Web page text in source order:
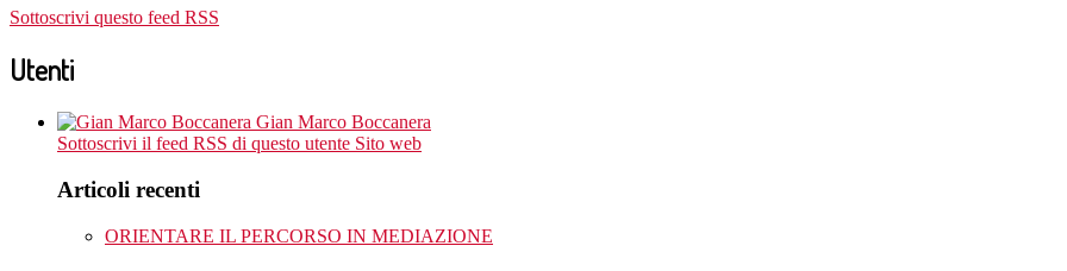
Sottoscrivi questo feed RSS
Utenti
Gian Marco Boccanera
Sottoscrivi il feed RSS di questo utente Sito web
Articoli recenti
ORIENTARE IL PERCORSO IN MEDIAZIONE